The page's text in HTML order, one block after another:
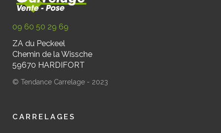
09 60 50 29 69
ZA du Peckeel
Chemin de la Wissche
59670 HARDIFORT
© Tendance Carrelage - 2023
CARRELAGES